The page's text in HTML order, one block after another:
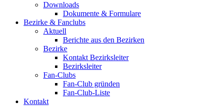
Downloads
Dokumente & Formulare
Bezirke & Fanclubs
Aktuell
Berichte aus den Bezirken
Bezirke
Kontakt Bezirksleiter
Bezirksleiter
Fan-Clubs
Fan-Club gründen
Fan-Club-Liste
Kontakt